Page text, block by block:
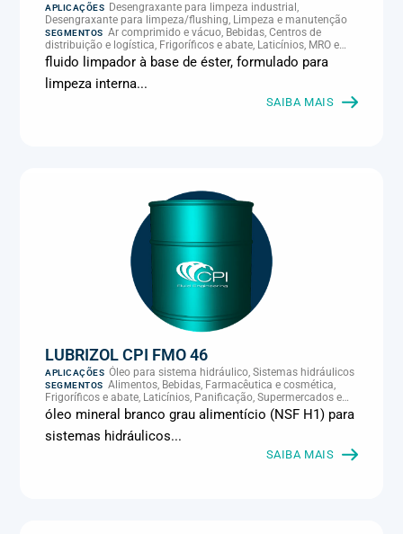
APLICAÇÕES
Desengraxante para limpeza industrial,
Desengraxante para limpeza/flushing, Limpeza e manutenção
SEGMENTOS Ar comprimido e vácuo, Bebidas, Centros de
distribuição e logística, Frigoríficos e abate, Laticínios, MRO e
manutenção industrial
fluido limpador à base de éster, formulado para
limpeza interna...
SAIBA MAIS
LUBRIZOL CPI FMO 46
APLICAÇÕES Óleo para sistema hidráulico, Sistemas hidráulicos
SEGMENTOS Alimentos, Bebidas, Farmacêutica e cosmética,
Frigoríficos e abate, Laticínios, Panificação, Supermercados e
refrigeração comercial
óleo mineral branco grau alimentício (NSF H1) para
sistemas hidráulicos...
SAIBA MAIS